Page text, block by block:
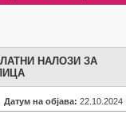
НАЛОЗИ ЗА
Датум на објава: 22.10.2024